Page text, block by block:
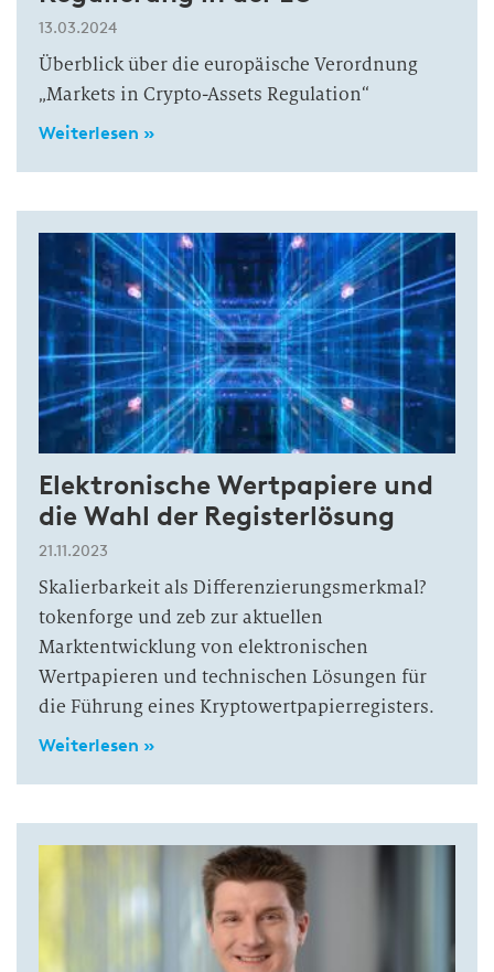
13.03.2024
Überblick über die europäische Verordnung
„Markets in Crypto-Assets Regulation“
Weiterlesen »
Elektronische Wertpapiere und
die Wahl der Registerlösung
21.11.2023
Skalierbarkeit als Differenzierungsmerkmal?
tokenforge und zeb zur aktuellen
Marktentwicklung von elektronischen
Wertpapieren und technischen Lösungen für
die Führung eines Kryptowertpapierregisters.
Weiterlesen »